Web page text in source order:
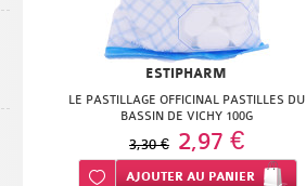
ESTIPHARM
LE PASTILLAGE OFFICINAL PASTILLES DU
BASSIN DE VICHY 100G
3,30 € 2,97 €
Ajouter à ma liste d’envie
AJOUTER AU PANIER